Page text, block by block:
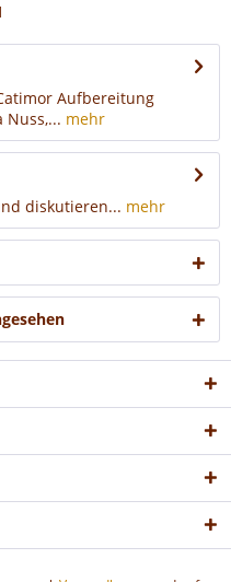
Aufbereitung
Nuss,... mehr
diskutieren... mehr